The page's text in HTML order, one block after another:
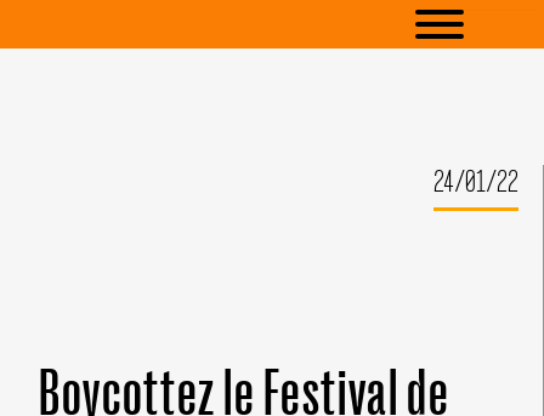
24/01/22
Boycottez le Festival de